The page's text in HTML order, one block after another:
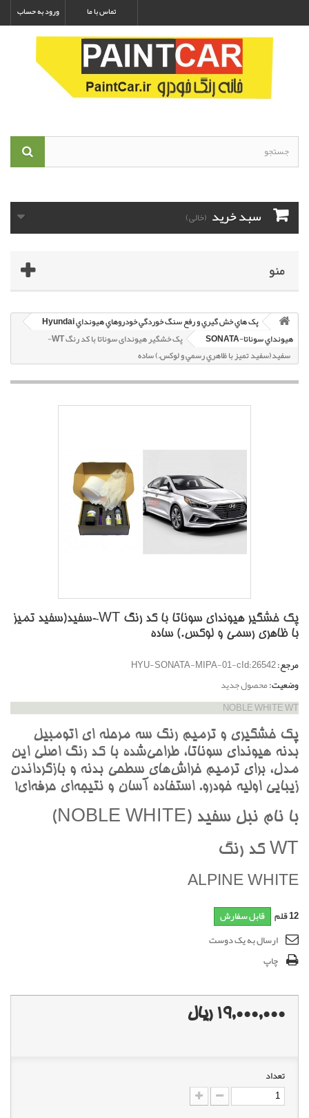
ورود به حساب تماس با ما
سبد خرید (خالی)
منو
پک هاي خش گيري و رفع سنگ خوردگي خودروهاي هيونداي Hyundai
هيونداي سوناتا-SONATA
پک خشگير هیوندای سوناتا با کد رنگ WT-
سفيد(سفيد تميز با ظاهري رسمي و لوکس.) ساده
پک خشگير هیوندای سوناتا با کد رنگ WT-سفيد(سفيد تميز
با ظاهري رسمي و لوکس.) ساده
مرجع:HYU-SONATA-MIPA-01-cId:26542
وضعیت:محصول جدید
NOBLE WHITE WT
پک خشگيري و ترميم رنگ سه مرحله اي اتومبيل
بدنه هيونداي سوناتا، طراحي‌شده با کد رنگ اصلي اين
مدل، براي ترميم خراش‌هاي سطحي بدنه و بازگرداندن
زيبايي اوليه خودرو. استفاده آسان و نتيجه‌اي حرفه‌اي!
با نام نبل سفيد (NOBLE WHITE)
WT کد رنگ
ALPINE WHITE
12قلم قابل سفارش
ارسال به یک دوست
چاپ
19,000,000 ریال
تعداد